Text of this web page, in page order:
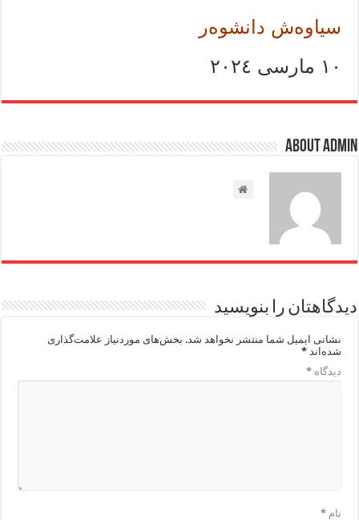
سیاوەش دانشوەر
١٠ مارسی ٢٠٢٤
About admin
دیدگاهتان را بنویسید
نشانی ایمیل شما منتشر نخواهد شد. بخش‌های موردنیاز علامت‌گذاری
شده‌اند*
دیدگاه*
نام*